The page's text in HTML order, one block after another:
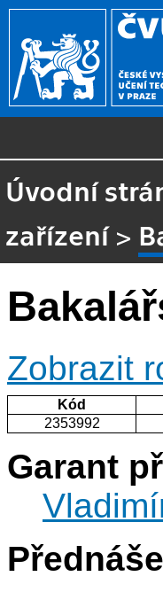
Úvodní
zařízení>
Zobrazit
Kód
2353992
Garant